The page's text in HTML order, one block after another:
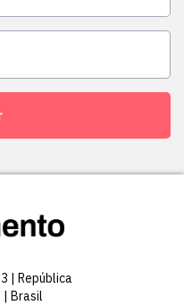
| República
| Brasil